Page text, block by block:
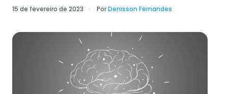
15 de fevereiro de 2023 PorDenisson Fernandes